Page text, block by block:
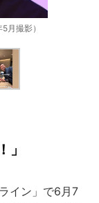
月撮影）
」
イン」で6月7